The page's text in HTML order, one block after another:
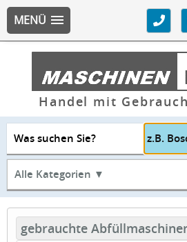
MENÜ
Handel mit
Was suchen Sie?
Alle Kategorien ▼
gebrauchte